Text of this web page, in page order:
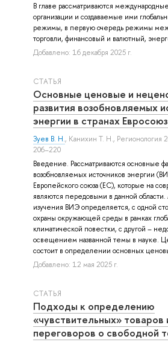
В главе рассматриваются
организации и создаваемые ими
режимы, в первую очередь режимы
торговли, финансовый и валютный,
Добавлено: 16 декабря 2025 г.
СТАТЬЯ
Основные ценовые и
развития возобновляемых
энергии в странах
Зуев В. Н., Канихин Т. Н., Регионология
206–220
Введение. Рассматриваются основные
возобновляемых источников энергии
Европейского союза (ЕС), которые на
являются передовыми в данной области.
изучения ВИЭ определяется, с одной
охраны окружающей среды в рамках
климатической повестки, с другой –
освещением названной темы в науке.
состоит в определении основных
Добавлено: 12 мая 2025 г.
СТАТЬЯ
Подходы к определению
«чувствительных» товаров
переговоров о свободной